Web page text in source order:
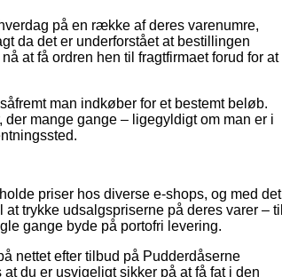
på en række af deres varenumre,
da det er underforstået at bestillingen
at få ordren hen til fragtfirmaet forud for at
man indkøber for et bestemt beløb.
mange gange – ligegyldigt om man er i
priser hos diverse e-shops, og med det
trykke udsalgspriserne på deres varer – til
gange byde på portofri levering.
nettet efter tilbud på Pudderdåserne
du er usvigeligt sikker på at få fat i den